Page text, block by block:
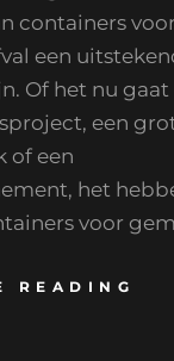
containers
een
Of het nu gaat
een
of een
het
voor
READING